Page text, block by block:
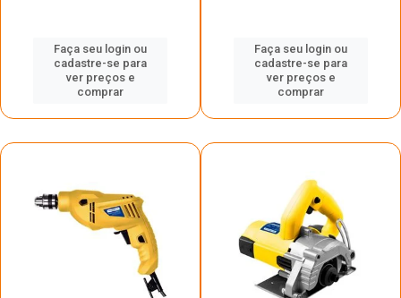
Faça seu login ou
cadastre-se para
ver preços e
comprar
Faça seu login ou
cadastre-se para
ver preços e
comprar